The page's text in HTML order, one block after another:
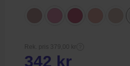
Rek. pris 379,00 kr
342 kr